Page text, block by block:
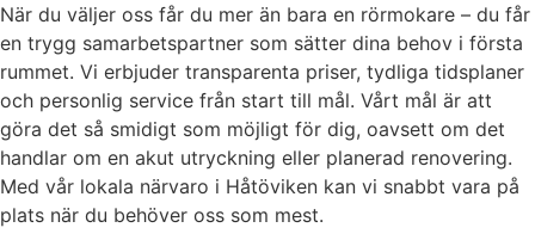
När du väljer oss får du mer än bara en rörmokare – du får
en trygg samarbetspartner som sätter dina behov i första
rummet. Vi erbjuder transparenta priser, tydliga tidsplaner
och personlig service från start till mål. Vårt mål är att
göra det så smidigt som möjligt för dig, oavsett om det
handlar om en akut utryckning eller planerad renovering.
Med vår lokala närvaro i Håtöviken kan vi snabbt vara på
plats när du behöver oss som mest.